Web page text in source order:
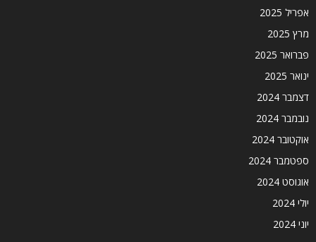
אפריל 2025
מרץ 2025
פברואר 2025
ינואר 2025
דצמבר 2024
נובמבר 2024
אוקטובר 2024
ספטמבר 2024
אוגוסט 2024
יולי 2024
יוני 2024